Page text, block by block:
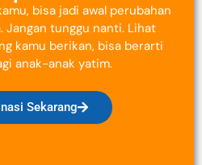
bisa jadi awal perubahan
Jangan tunggu nanti. Lihat
kamu berikan, bisa berarti
anak-anak yatim.
Sekarang